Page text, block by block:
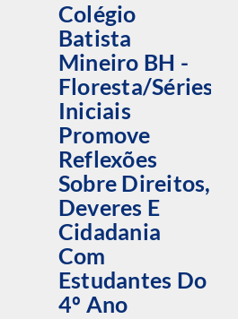
Colégio
Batista
Mineiro BH -
Floresta/Séries
Iniciais
Promove
Reflexões
Sobre Direitos,
Deveres E
Cidadania
Com
Estudantes Do
4º Ano